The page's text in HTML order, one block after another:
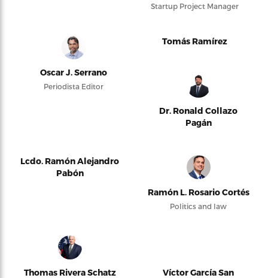
Startup Project Manager
Oscar J. Serrano
Periodista Editor
Tomás Ramírez
Dr. Ronald Collazo
Pagán
Lcdo. Ramón Alejandro
Pabón
Ramón L. Rosario Cortés
Politics and law
Thomas Rivera Schatz
Víctor García San